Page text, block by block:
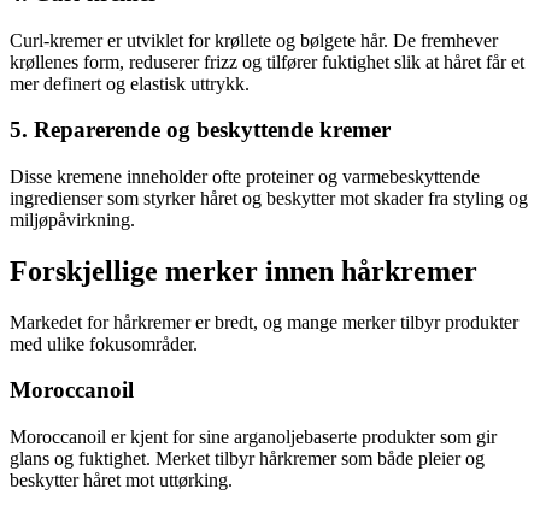
Curl-kremer er utviklet for krøllete og bølgete hår. De fremhever
krøllenes form, reduserer frizz og tilfører fuktighet slik at håret får et
mer definert og elastisk uttrykk.
5. Reparerende og beskyttende kremer
Disse kremene inneholder ofte proteiner og varmebeskyttende
ingredienser som styrker håret og beskytter mot skader fra styling og
miljøpåvirkning.
Forskjellige merker innen hårkremer
Markedet for hårkremer er bredt, og mange merker tilbyr produkter
med ulike fokusområder.
Moroccanoil
Moroccanoil er kjent for sine arganoljebaserte produkter som gir
glans og fuktighet. Merket tilbyr hårkremer som både pleier og
beskytter håret mot uttørking.